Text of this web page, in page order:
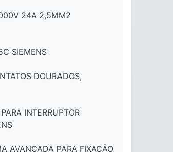
24A 2,5MM2
SIEMENS
DOURADOS,
INTERRUPTOR
AVANÇADA PARA FIXAÇÃO